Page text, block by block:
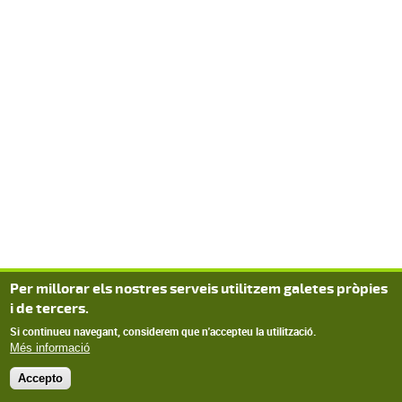
Per millorar els nostres serveis utilitzem galetes pròpies
i de tercers.
Si continueu navegant, considerem que n'accepteu la utilització.
Més informació
Accepto